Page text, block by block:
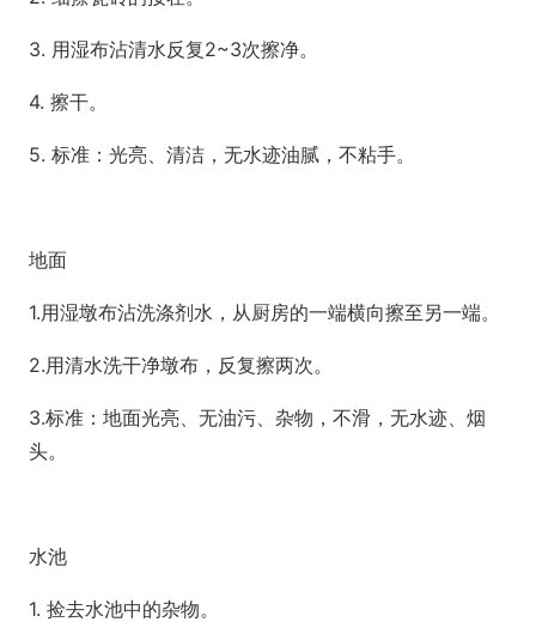
3. 用湿布沾清水反复2~3次擦净。
4. 擦干。
5. 标准：光亮、清洁，无水迹油腻，不粘手。
地面
1.用湿墩布沾洗涤剂水，从厨房的一端横向擦至另一端。
2.用清水洗干净墩布，反复擦两次。
3.标准：地面光亮、无油污、杂物，不滑，无水迹、烟
头。
水池
1. 捡去水池中的杂物。